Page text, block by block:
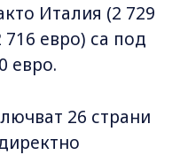
Италия (2 729
евро) са под
евро.
26 страни